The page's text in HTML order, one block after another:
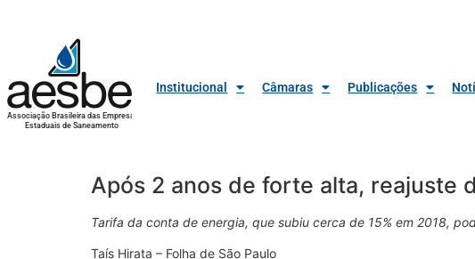
Associação Brasileira das Empresas
Estaduais de Saneamento
Institucional Câmaras Publicações
Após 2 anos de forte alta, reajuste
Tarifa da conta de energia, que subiu cerca de 15% em 2018,
Taís Hirata – Folha de São Paulo